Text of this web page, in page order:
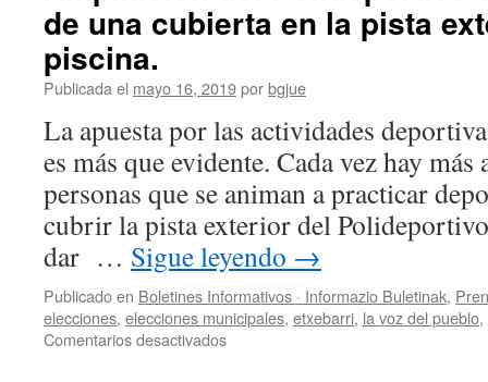
de una cubierta en la pista
piscina.
Publicada el mayo 16, 2019porbgjue
La apuesta por las actividades
es más que evidente. Cada vez hay
personas que se animan a practicar
cubrir la pista exterior del
dar … Sigue leyendo →
Publicado en Boletines Informativos · Informazio Buletinak,
elecciones, elecciones municipales, etxebarri, la voz del pueblo,
Comentarios desactivadosen